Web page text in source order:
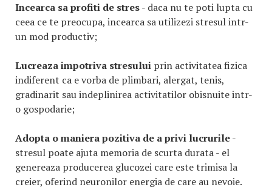
Incearca sa profiti de stres- daca nu te poti lupta cu
ceea ce te preocupa, incearca sa utilizezi stresul intr-
un mod productiv;
Lucreaza impotriva stresului prin activitatea fizica
indiferent ca e vorba de plimbari, alergat, tenis,
gradinarit sau indeplinirea activitatilor obisnuite intr-
o gospodarie;
Adopta o maniera pozitiva de a privi lucrurile-
stresul poate ajuta memoria de scurta durata - el
genereaza producerea glucozei care este trimisa la
creier, oferind neuronilor energia de care au nevoie.